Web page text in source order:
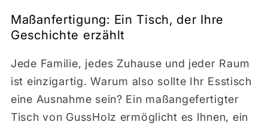
Maßanfertigung: Ein Tisch, der Ihre
Geschichte erzählt
Jede Familie, jedes Zuhause und jeder Raum
ist einzigartig. Warum also sollte Ihr Esstisch
eine Ausnahme sein? Ein maßangefertigter
Tisch von GussHolz ermöglicht es Ihnen, ein